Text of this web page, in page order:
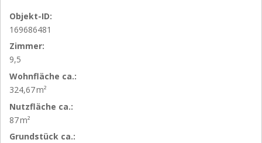
Objekt-ID:
169686481
Zimmer:
9,5
Wohnfläche ca.:
324,67 m²
Nutzfläche ca.:
87 m²
Grund­stück ca.: